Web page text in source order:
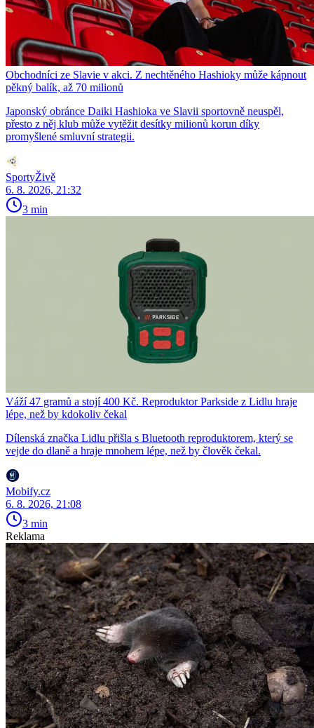
Obchodníci ze Slavie v akci. Z nechtěného Hashioky může kápnout
pěkný balík, až 70 milionů
Japonský obránce Daiki Hashioka ve Slavii sportovně neuspěl,
přesto z něj klub může vytěžit desítky milionů korun díky
promyšlené smluvní strategii.
SportyŽivě
6. 8. 2026, 21:32
3 min
Váží 47 gramů a stojí 400 Kč. Reproduktor Parkside z Lidlu hraje
lépe, než by kdokoliv čekal
Dílenská značka Lidlu přišla s Bluetooth reproduktorem, který se
vejde do dlaně a hraje mnohem lépe, než by člověk čekal.
Mobify.cz
6. 8. 2026, 21:08
3 min
Reklama